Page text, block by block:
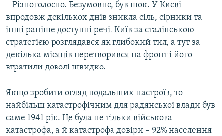
– Різноголосно. Безумовно, був шок. У Києві
впродовж декількох днів зникла сіль, сірники та
інші раніше доступні речі. Київ за сталінською
стратегією розглядався як глибокий тил, а тут за
декілька місяців перетворився на фронт і його
втратили доволі швидко.
Якщо зробити огляд подальших настроїв, то
найбільш катастрофічним для радянської влади був
саме 1941 рік. Це була не тільки військова
катастрофа, а й катастрофа довіри – 92% населення